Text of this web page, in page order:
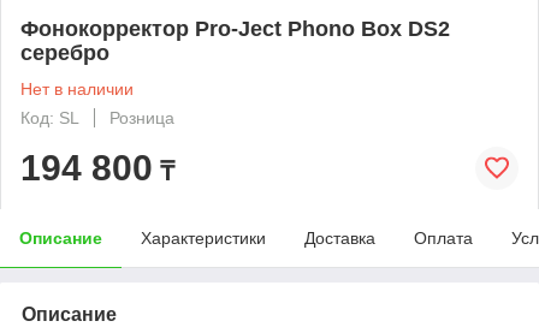
Фонокорректор Pro-Ject Phono Box DS2
серебро
Нет в наличии
Код: SL
Розница
194 800 ₸
Описание Характеристики Доставка Оплата
Описание